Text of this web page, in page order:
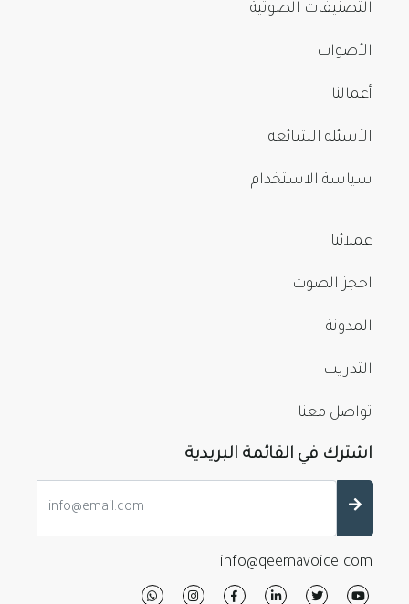
التصنيفات الصوتية
الأصوات
أعمالنا
الأسئلة الشائعة
سياسة الاستخدام
عملائنا
احجز الصوت
المدونة
التدريب
تواصل معنا
اشترك في القائمة البريدية
info@qeemavoice.com